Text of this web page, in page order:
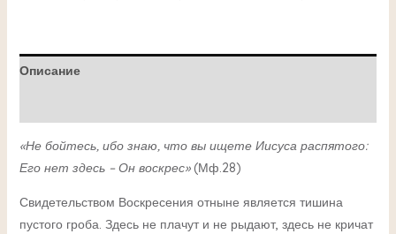
Описание
«Не бойтесь, ибо знаю, что вы ищете Иисуса распятого:
Его нет здесь – Он воскрес»(Мф.28)
Свидетельством Воскресения отныне является тишина
пустого гроба. Здесь не плачут и не рыдают, здесь не кричат